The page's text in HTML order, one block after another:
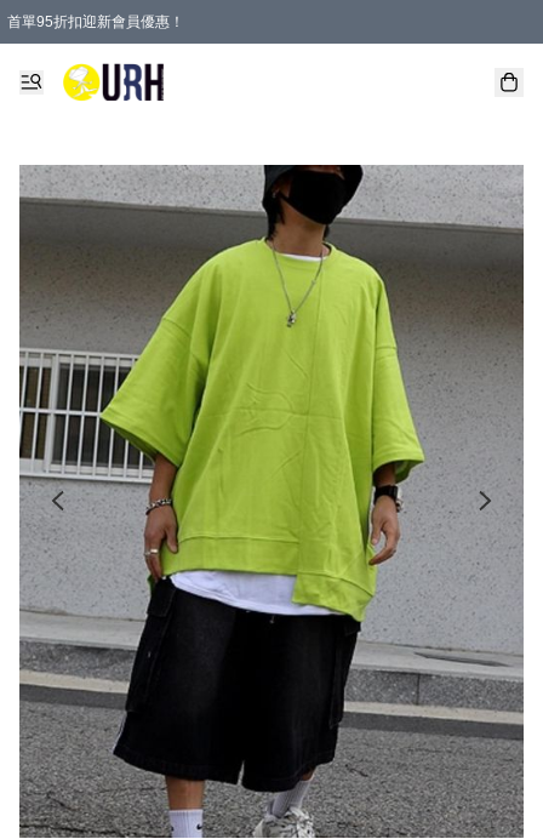
首單95折扣迎新會員優惠！
特選會員可享全單低至 95 折優惠！
單一訂單滿HKD600(澳門HKD800)包郵寄順豐送到家。